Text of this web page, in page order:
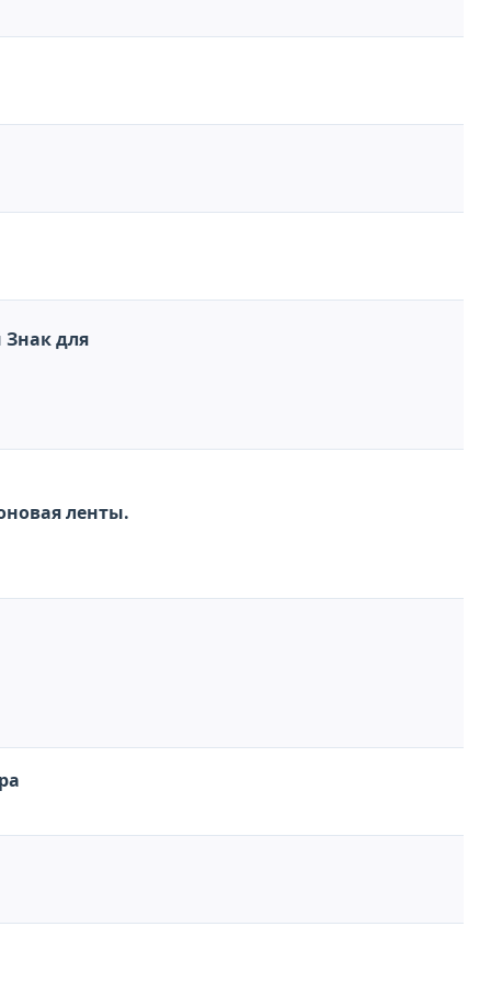
и OZON Материалы: Нейлон, Сатин, Силиконовая ленты.